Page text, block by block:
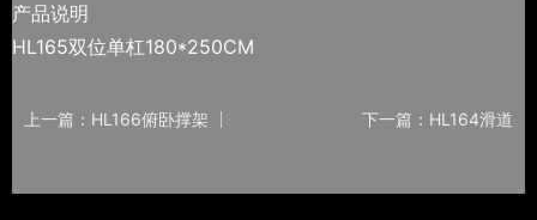
产品说明
HL165双位单杠180*250CM
上一篇：HL166俯卧撑架 下一篇：HL164滑道